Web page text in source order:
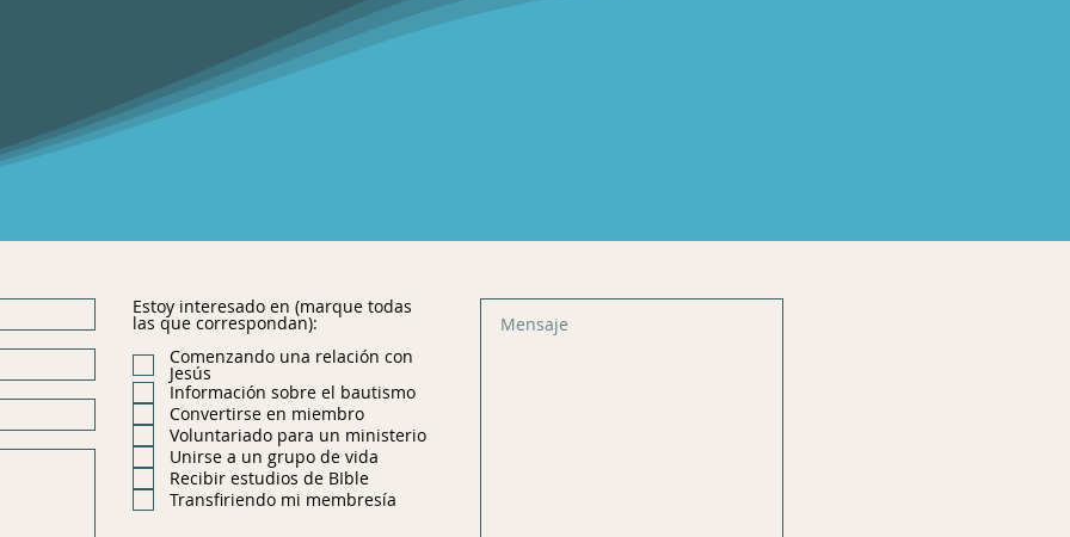
Estoy interesado en (marque todas
las que correspondan):
Comenzando una relación con
Jesús
Información sobre el bautismo
Convertirse en miembro
Voluntariado para un ministerio
Unirse a un grupo de vida
Recibir estudios de BIble
Transfiriendo mi membresía